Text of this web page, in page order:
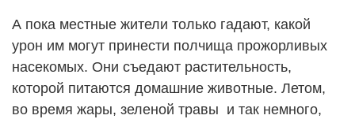
А пока местные жители только гадают, какой
урон им могут принести полчища прожорливых
насекомых. Они съедают растительность,
которой питаются домашние животные. Летом,
во время жары, зеленой травы и так немного,